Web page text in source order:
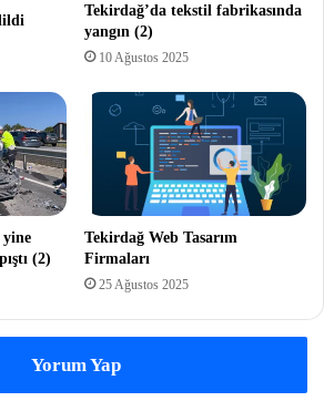
Tekirdağ’da tekstil fabrikasında
yangın (2)
10 Ağustos 2025
(2)
Tekirdağ Web Tasarım
Firmaları
25 Ağustos 2025
Yorum Yap